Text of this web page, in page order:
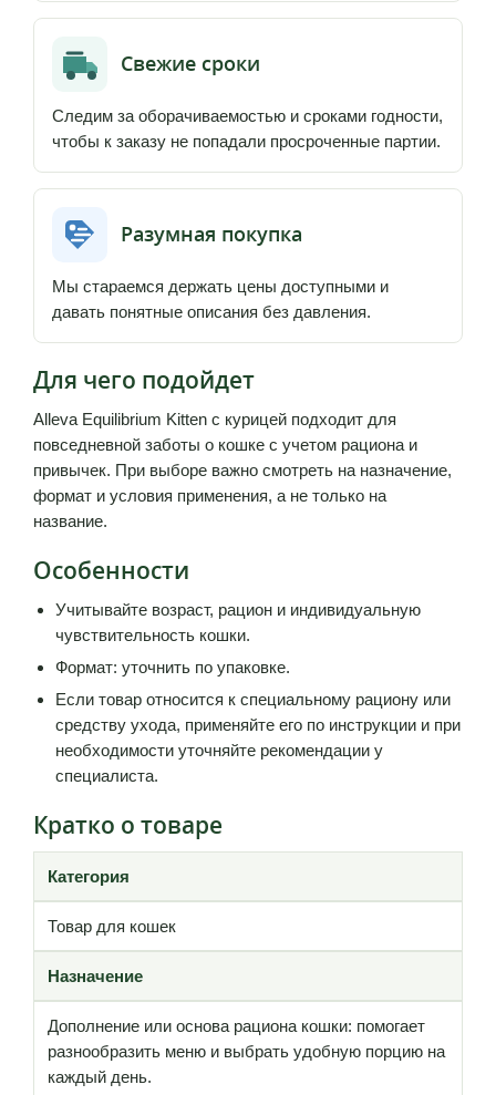
Свежие сроки
Следим за оборачиваемостью и сроками годности,
чтобы к заказу не попадали просроченные партии.
Разумная покупка
Мы стараемся держать цены доступными и
давать понятные описания без давления.
Для чего подойдет
Alleva Equilibrium Kitten с курицей подходит для
повседневной заботы о кошке с учетом рациона и
привычек. При выборе важно смотреть на назначение,
формат и условия применения, а не только на
название.
Особенности
Учитывайте возраст, рацион и индивидуальную
чувствительность кошки.
Формат: уточнить по упаковке.
Если товар относится к специальному рациону или
средству ухода, применяйте его по инструкции и при
необходимости уточняйте рекомендации у
специалиста.
Кратко о товаре
Категория
Товар для кошек
Назначение
Дополнение или основа рациона кошки: помогает
разнообразить меню и выбрать удобную порцию на
каждый день.